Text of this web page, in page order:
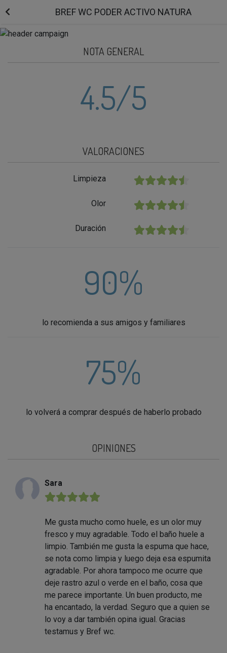
BREF WC PODER ACTIVO NATURA
NOTA GENERAL
4.5/5
VALORACIONES
Limpieza ★★★★★
Olor ★★★★★
Duración ★★★★★
90%
lo recomienda a sus amigos y familiares
75%
lo volverá a comprar después de haberlo probado
OPINIONES
Sara
★★★★★
Me gusta mucho como huele, es un olor muy
fresco y muy agradable. Todo el baño huele a
limpio. También me gusta la espuma que hace,
se nota como limpia y luego deja esa espumita
agradable. Por ahora tampoco me ocurre que
deje rastro azul o verde en el baño, cosa que
me parece importante. Un buen producto, me
ha encantado, la verdad. Seguro que a quien se
lo voy a dar también opina igual. Gracias
testamus y Bref wc.